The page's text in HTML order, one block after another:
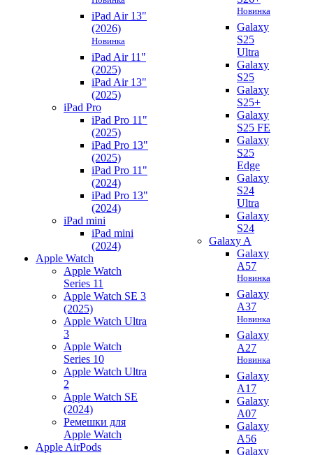
iPad Air 13"
(2026)
Новинка
iPad Air 11"
(2025)
iPad Air 13"
(2025)
iPad Pro
iPad Pro 11"
(2025)
iPad Pro 13"
(2025)
iPad Pro 11"
(2024)
iPad Pro 13"
(2024)
iPad mini
iPad mini
(2024)
Apple Watch
Apple Watch
Series 11
Apple Watch SE 3
(2025)
Apple Watch Ultra
3
Apple Watch
Series 10
Apple Watch Ultra
2
Apple Watch SE
(2024)
Ремешки для
Apple Watch
Apple AirPods
Новинка
Galaxy
S25
Ultra
Galaxy
S25
Galaxy
S25+
Galaxy
S25 FE
Galaxy
S25
Edge
Galaxy
S24
Ultra
Galaxy
S24
Galaxy A
Galaxy
A57
Новинка
Galaxy
A37
Новинка
Galaxy
A27
Новинка
Galaxy
A17
Galaxy
A07
Galaxy
A56
Galaxy